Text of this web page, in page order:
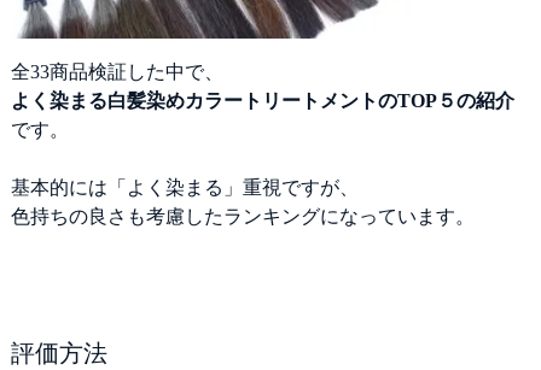
全
検証した中で、
よく染まる白髪染めカラートリートメントのTOP５の紹介
です。
基本的には「よく染まる」重視ですが、
色持ちの良さも考慮したランキングになっています。
評価方法